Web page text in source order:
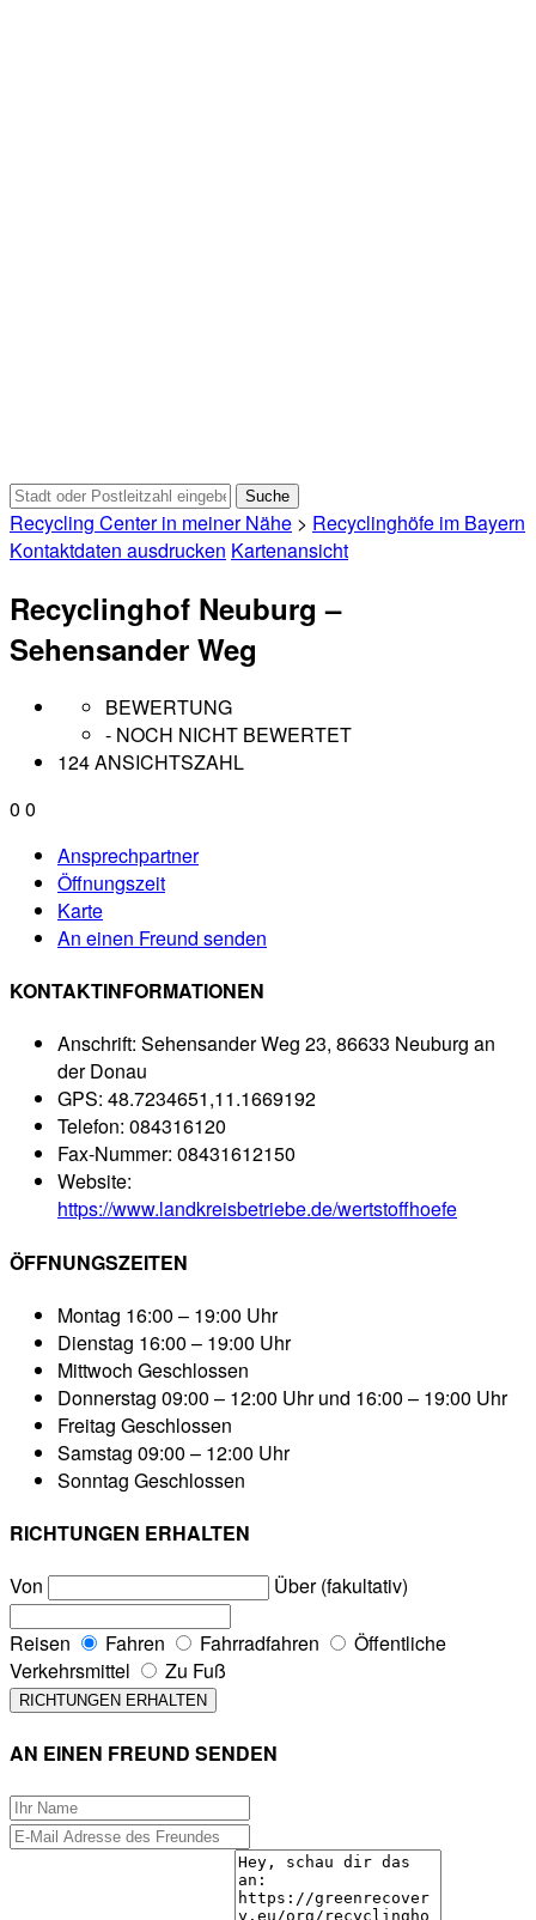
Recycling Center in meiner Nähe > Recyclinghöfe im Bayern
Kontaktdaten ausdrucken Kartenansicht
Recyclinghof Neuburg –
Sehensander Weg
BEWERTUNG
- NOCH NICHT BEWERTET
124 ANSICHTSZAHL
0 0
Ansprechpartner
Öffnungszeit
Karte
An einen Freund senden
KONTAKTINFORMATIONEN
Anschrift: Sehensander Weg 23, 86633 Neuburg an
der Donau
GPS: 48.7234651,11.1669192
Telefon: 084316120
Fax-Nummer: 08431612150
Website:
https://www.landkreisbetriebe.de/wertstoffhoefe
ÖFFNUNGSZEITEN
Montag 16:00 – 19:00 Uhr
Dienstag 16:00 – 19:00 Uhr
Mittwoch Geschlossen
Donnerstag 09:00 – 12:00 Uhr und 16:00 – 19:00 Uhr
Freitag Geschlossen
Samstag 09:00 – 12:00 Uhr
Sonntag Geschlossen
RICHTUNGEN ERHALTEN
Von
Über (fakultativ)
Reisen Fahren Fahrradfahren
Öffentliche
Verkehrsmittel
Zu Fuß
AN EINEN FREUND SENDEN